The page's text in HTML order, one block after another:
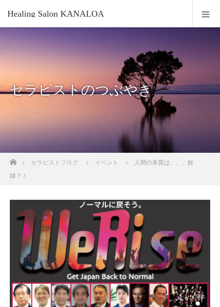
Healing Salon KANALOA
セラピストのつぶやき
ホームセラピストブログ イベント
人間の本質は、、、奴
隷？！